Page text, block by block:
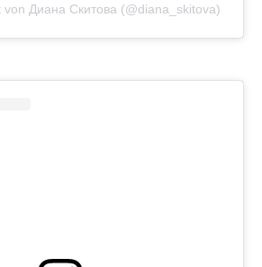
von Диана Скитова (@diana_skitova)